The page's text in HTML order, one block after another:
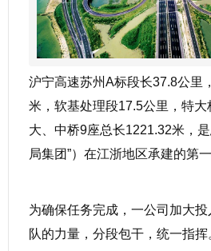
沪宁高速苏州A标段长37.8公里
米，软基处理段17.5公里，特大
大、中桥9座总长1221.32米，
局集团”）在江浙地区承建的第
为确保任务完成，一公司加大
队的力量，分段包干，统一指